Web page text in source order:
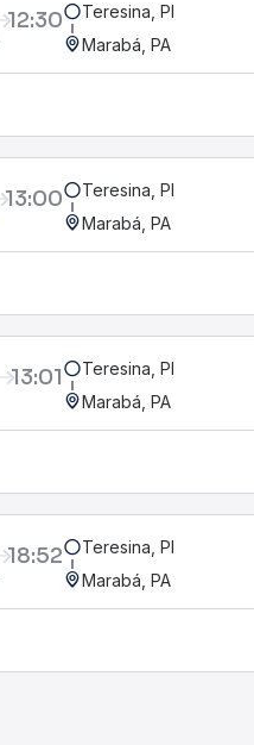
12:30
Teresina, PI
Marabá, PA
13:00
Teresina, PI
Marabá, PA
13:01
Teresina, PI
Marabá, PA
18:52
Teresina, PI
Marabá, PA